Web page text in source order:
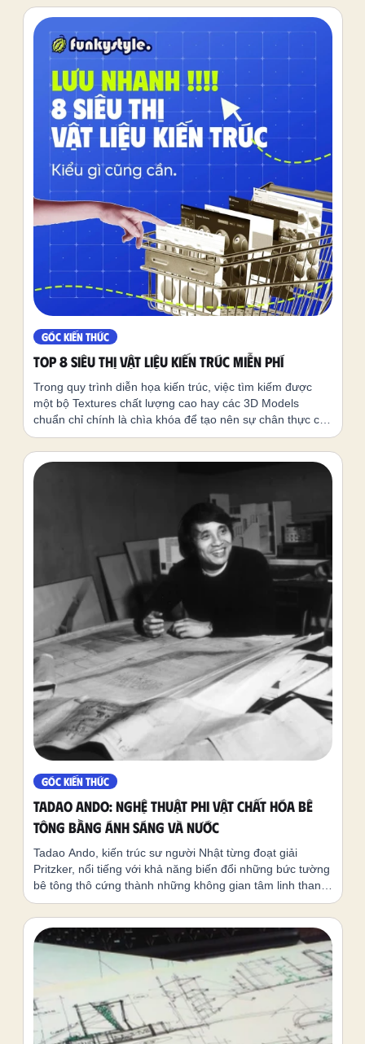
GÓC KIẾN THỨC
TOP 8 SIÊU THỊ VẬT LIỆU KIẾN TRÚC MIỄN PHÍ
Trong quy trình diễn họa kiến trúc, việc tìm kiếm được
một bộ Textures chất lượng cao hay các 3D Models
chuẩn chỉ chính là chìa khóa để tạo nên sự chân thực cho
bản vẽ. Một công trình đẹp trên bản vẽ không chỉ nằm ở
hình khối mà còn ở cách cảm vật liệu: độ nhám của bê
tông, vân gỗ tự nhiên hay độ phản xạ của đá marble.
GÓC KIẾN THỨC
Tadao Ando: Nghệ thuật Phi vật chất hóa Bê
tông bằng Ánh sáng và Nước
Tadao Ando, kiến trúc sư người Nhật từng đoạt giải
Pritzker, nổi tiếng với khả năng biến đổi những bức tường
bê tông thô cứng thành những không gian tâm linh thanh
thoát. Triết lý thiết kế của ông xoay quanh việc sử dụng
các yếu tố tự nhiên—đặc biệt là ánh sáng và nước—để
phi vật chất hóa cấu trúc vật lý, tạo ra sự giao thoa giữa
kiến trúc và thiên nhiên nhằm phục hồi giá trị tâm hồn cho
con người. Bài viết này khám phá cách Ando sử dụng ánh
sáng để biến bê tông thành vải vóc, phân tích các công
trình biểu tượng như Nhà thờ Ánh sáng, Nhà thờ trên
Nước, và triết lý đưa thiên nhiên vào kiến trúc như một
liệu pháp tinh thần.